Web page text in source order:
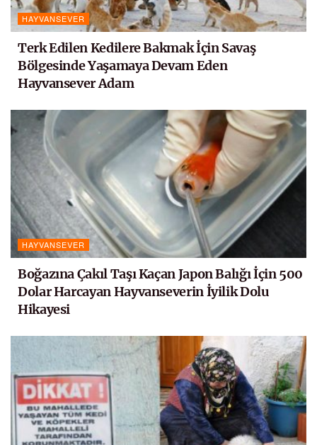
HAYVANSEVER
Terk Edilen Kedilere Bakmak İçin Savaş
Bölgesinde Yaşamaya Devam Eden
Hayvansever Adam
HAYVANSEVER
Boğazına Çakıl Taşı Kaçan Japon Balığı İçin 500
Dolar Harcayan Hayvanseverin İyilik Dolu
Hikayesi